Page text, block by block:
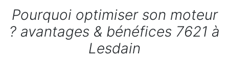
Pourquoi optimiser son moteur
? avantages & bénéfices 7621 à
Lesdain